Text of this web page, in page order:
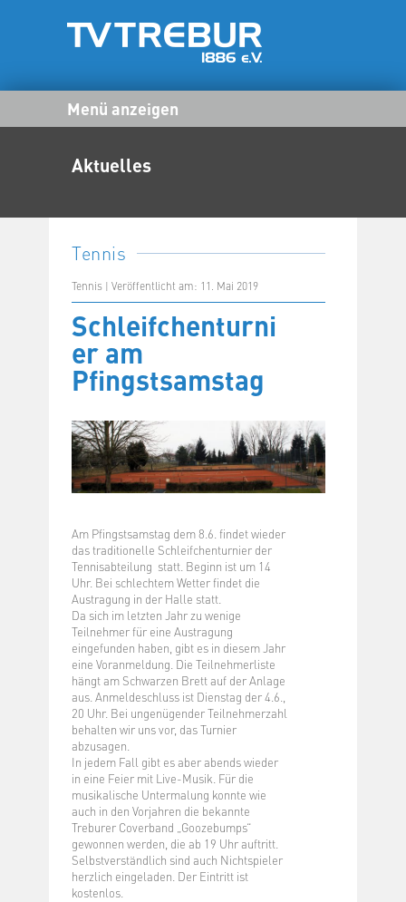
Menü anzeigen
Aktuelles
Tennis
Tennis | Veröffentlicht am: 11. Mai 2019
Schleifchenturni
er am
Pfingstsamstag
Am Pfingstsamstag dem 8.6. findet wieder
das traditionelle Schleifchenturnier der
Tennisabteilung statt. Beginn ist um 14
Uhr. Bei schlechtem Wetter findet die
Austragung in der Halle statt.
Da sich im letzten Jahr zu wenige
Teilnehmer für eine Austragung
eingefunden haben, gibt es in diesem Jahr
eine Voranmeldung. Die Teilnehmerliste
hängt am Schwarzen Brett auf der Anlage
aus. Anmeldeschluss ist Dienstag der 4.6.,
20 Uhr. Bei ungenügender Teilnehmerzahl
behalten wir uns vor, das Turnier
abzusagen.
In jedem Fall gibt es aber abends wieder
in eine Feier mit Live-Musik. Für die
musikalische Untermalung konnte wie
auch in den Vorjahren die bekannte
Treburer Coverband „Goozebumps“
gewonnen werden, die ab 19 Uhr auftritt.
Selbstverständlich sind auch Nichtspieler
herzlich eingeladen. Der Eintritt ist
kostenlos.